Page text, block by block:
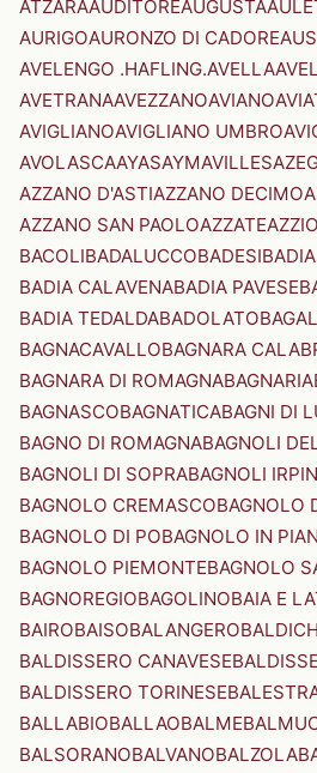
ATZARAAUDITOREAUGUSTA
AURIGOAURONZO DI CADORE
AVELENGO .HAFLING.AVELLA
AVETRANAAVEZZANOAVIANO
AVIGLIANOAVIGLIANO UMBRO
AVOLASCAAYASAYMAVILLES
AZZANO D'ASTIAZZANO DECIMO
AZZANO SAN PAOLOAZZATEAZZIO
BACOLIBADALUCCOBADESI
BADIA CALAVENABADIA PAVESE
BADIA TEDALDABADOLATO
BAGNACAVALLOBAGNARA
BAGNARA DI ROMAGNABAGNARIA
BAGNASCOBAGNATICABAGNI DI
BAGNO DI ROMAGNABAGNOLI
BAGNOLI DI SOPRABAGNOLI
BAGNOLO CREMASCOBAGNOLO
BAGNOLO DI POBAGNOLO IN
BAGNOLO PIEMONTEBAGNOLO
BAGNOREGIOBAGOLINOBAIA E
BAIROBAISOBALANGERO
BALDISSERO CANAVESE
BALDISSERO TORINESE
BALLABIOBALLAOBALME
BALSORANOBALVANOBALZOLA